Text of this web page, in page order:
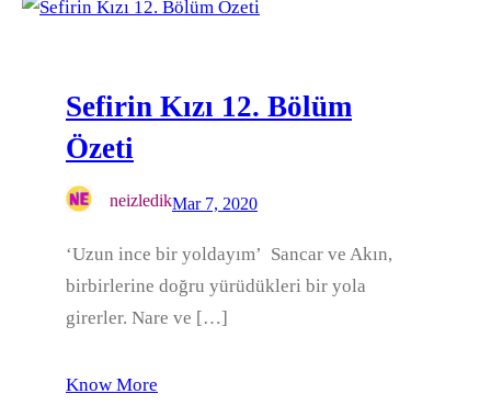
Sefirin Kızı 12. Bölüm
Özeti
neizledikMar 7, 2020
‘Uzun ince bir yoldayım’ Sancar ve Akın,
birbirlerine doğru yürüdükleri bir yola
girerler. Nare ve […]
Know More